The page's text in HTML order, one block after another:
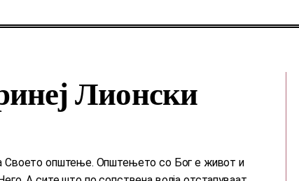
Лионски
Своето општење. Општењето со Бог е живот и